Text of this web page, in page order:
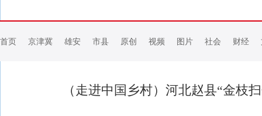
首页 京津冀 雄安 市县 原创 视频 图片 社会 财经
（走进中国乡村）河北赵县“金枝